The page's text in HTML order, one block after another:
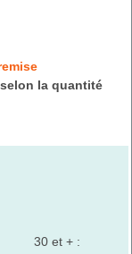
la quantité
30 et + :